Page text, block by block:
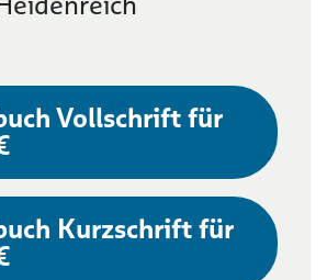
Vollschrift für
Kurzschrift für